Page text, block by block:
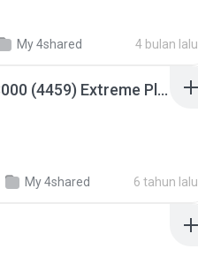
My 4shared 4 bulan lalu
Intel HD Graphics 3000 (4459) Extreme Plus 2.0.zip
My 4shared 6 tahun lalu